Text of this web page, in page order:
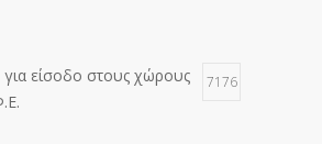
είσοδο στους χώρους
7176